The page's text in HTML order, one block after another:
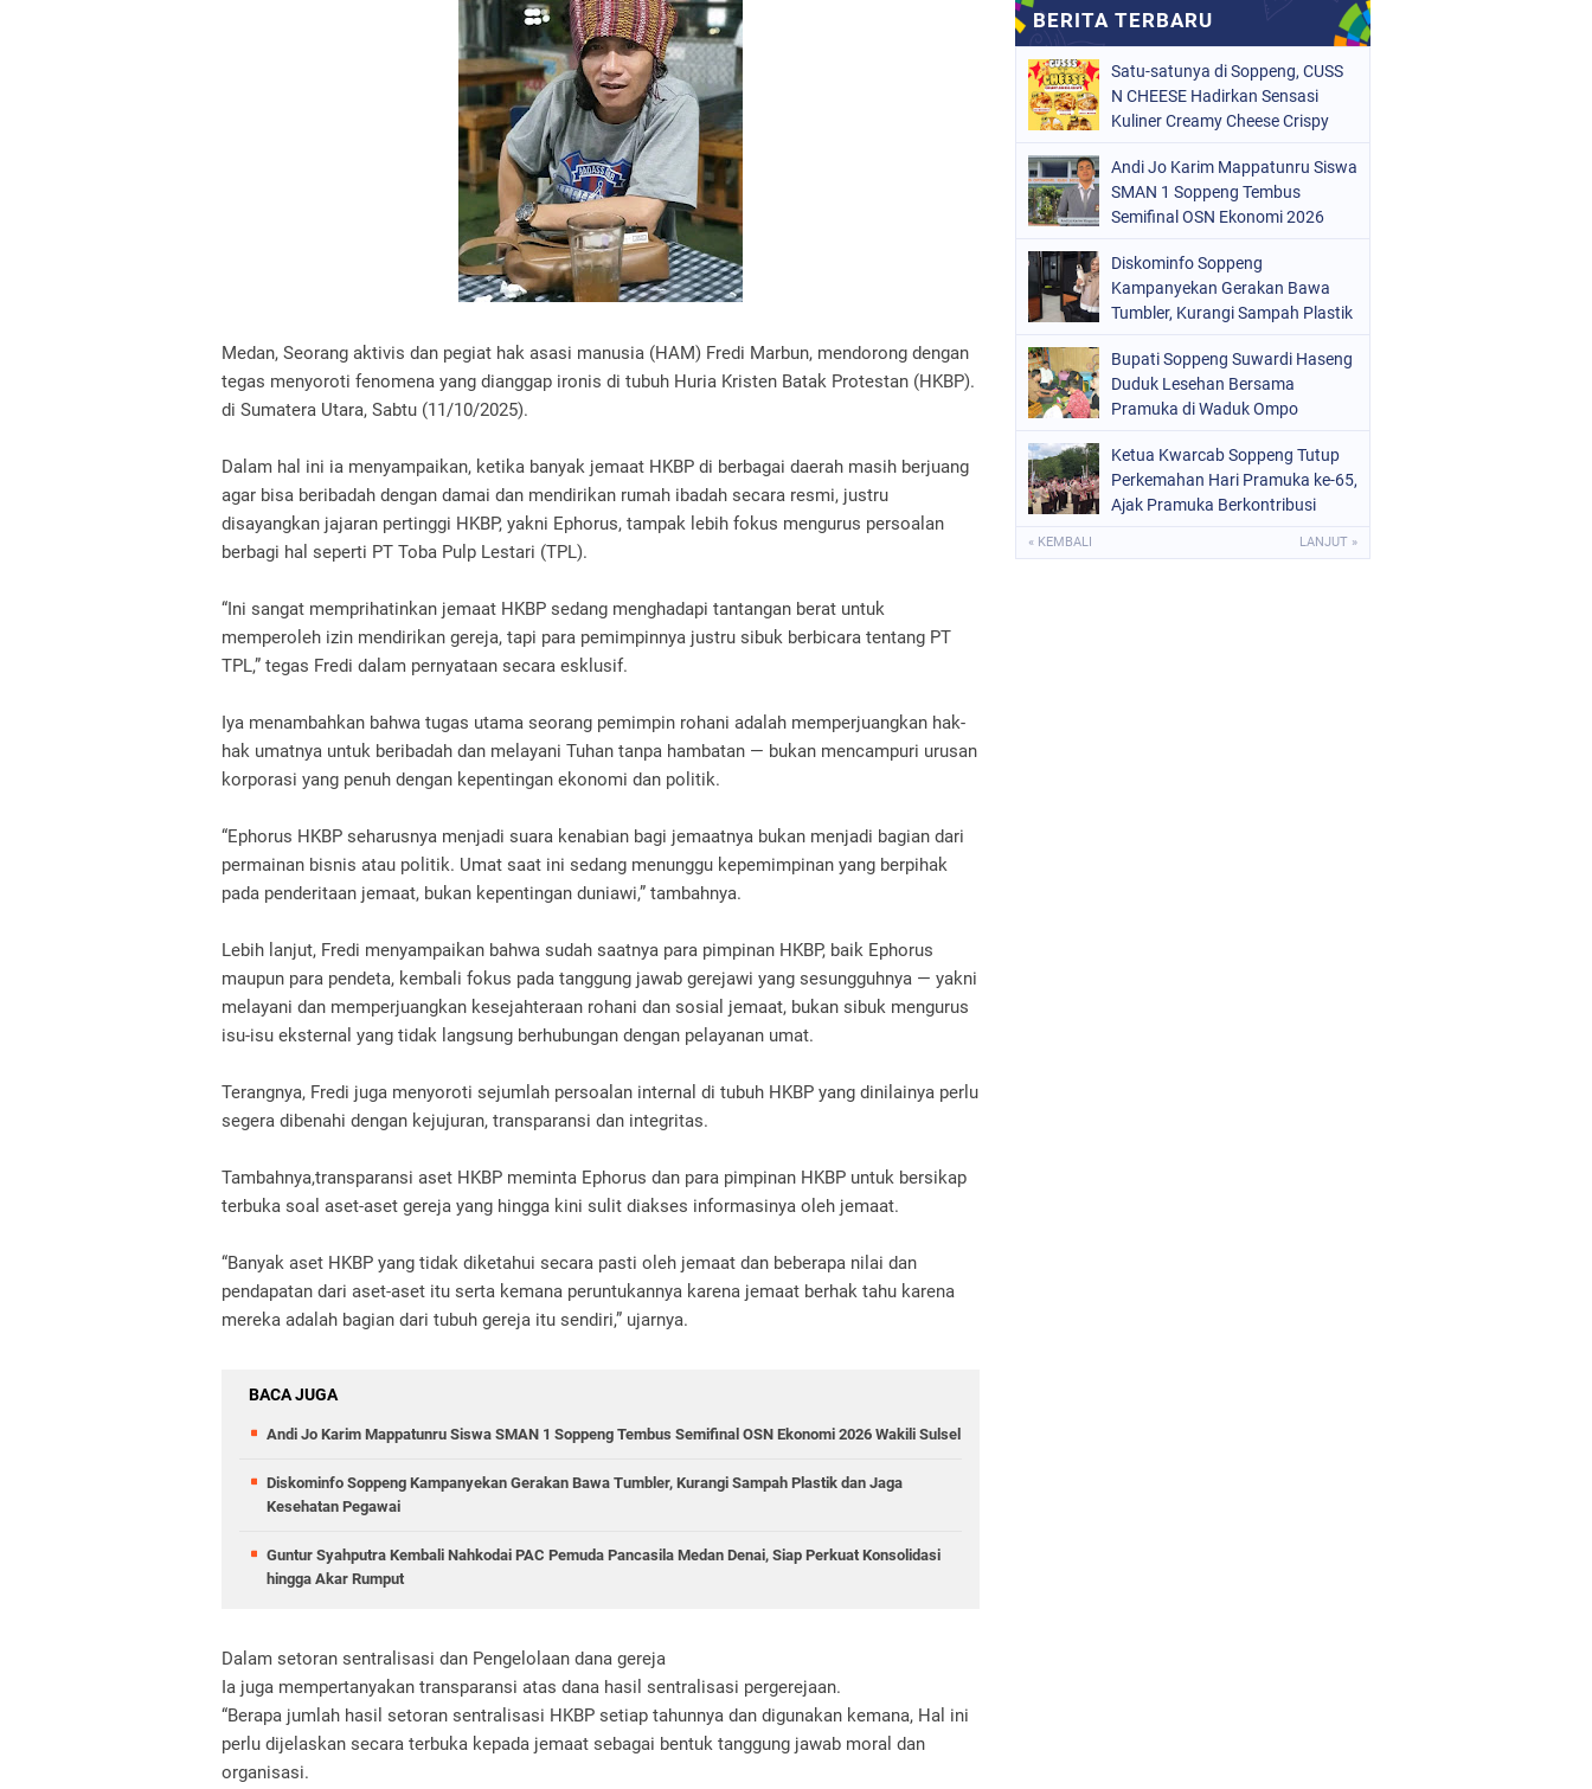
Medan, Seorang aktivis dan pegiat hak asasi manusia (HAM) Fredi Marbun, mendorong dengan
tegas menyoroti fenomena yang dianggap ironis di tubuh Huria Kristen Batak Protestan (HKBP).
di Sumatera Utara, Sabtu (11/10/2025).
Dalam hal ini ia menyampaikan, ketika banyak jemaat HKBP di berbagai daerah masih berjuang
agar bisa beribadah dengan damai dan mendirikan rumah ibadah secara resmi, justru
disayangkan jajaran pertinggi HKBP, yakni Ephorus, tampak lebih fokus mengurus persoalan
berbagi hal seperti PT Toba Pulp Lestari (TPL).
“Ini sangat memprihatinkan jemaat HKBP sedang menghadapi tantangan berat untuk
memperoleh izin mendirikan gereja, tapi para pemimpinnya justru sibuk berbicara tentang PT
TPL,” tegas Fredi dalam pernyataan secara esklusif.
Iya menambahkan bahwa tugas utama seorang pemimpin rohani adalah memperjuangkan hak-
hak umatnya untuk beribadah dan melayani Tuhan tanpa hambatan — bukan mencampuri urusan
korporasi yang penuh dengan kepentingan ekonomi dan politik.
“Ephorus HKBP seharusnya menjadi suara kenabian bagi jemaatnya bukan menjadi bagian dari
permainan bisnis atau politik. Umat saat ini sedang menunggu kepemimpinan yang berpihak
pada penderitaan jemaat, bukan kepentingan duniawi,” tambahnya.
Lebih lanjut, Fredi menyampaikan bahwa sudah saatnya para pimpinan HKBP, baik Ephorus
maupun para pendeta, kembali fokus pada tanggung jawab gerejawi yang sesungguhnya — yakni
melayani dan memperjuangkan kesejahteraan rohani dan sosial jemaat, bukan sibuk mengurus
isu-isu eksternal yang tidak langsung berhubungan dengan pelayanan umat.
Terangnya, Fredi juga menyoroti sejumlah persoalan internal di tubuh HKBP yang dinilainya perlu
segera dibenahi dengan kejujuran, transparansi dan integritas.
Tambahnya,transparansi aset HKBP meminta Ephorus dan para pimpinan HKBP untuk bersikap
terbuka soal aset-aset gereja yang hingga kini sulit diakses informasinya oleh jemaat.
“Banyak aset HKBP yang tidak diketahui secara pasti oleh jemaat dan beberapa nilai dan
pendapatan dari aset-aset itu serta kemana peruntukannya karena jemaat berhak tahu karena
mereka adalah bagian dari tubuh gereja itu sendiri,” ujarnya.
BACA JUGA
Andi Jo Karim Mappatunru Siswa SMAN 1 Soppeng Tembus Semifinal OSN Ekonomi 2026 Wakili Sulsel
Diskominfo Soppeng Kampanyekan Gerakan Bawa Tumbler, Kurangi Sampah Plastik dan Jaga
Kesehatan Pegawai
Guntur Syahputra Kembali Nahkodai PAC Pemuda Pancasila Medan Denai, Siap Perkuat Konsolidasi
hingga Akar Rumput
Dalam setoran sentralisasi dan Pengelolaan dana gereja
Ia juga mempertanyakan transparansi atas dana hasil sentralisasi pergerejaan.
“Berapa jumlah hasil setoran sentralisasi HKBP setiap tahunnya dan digunakan kemana, Hal ini
perlu dijelaskan secara terbuka kepada jemaat sebagai bentuk tanggung jawab moral dan
organisasi.
(748)
ORGANISASI (162)
PERISTIWA
POLITIK (157)
POLRI
SULSEL (491)
Satu-satunya di Soppeng, CUSS
N CHEESE Hadirkan Sensasi
Kuliner Creamy Cheese Crispy
Andi Jo Karim Mappatunru Siswa
SMAN 1 Soppeng Tembus
Semifinal OSN Ekonomi 2026
Diskominfo Soppeng
Kampanyekan Gerakan Bawa
Tumbler, Kurangi Sampah Plastik
Bupati Soppeng Suwardi Haseng
Duduk Lesehan Bersama
Pramuka di Waduk Ompo
Ketua Kwarcab Soppeng Tutup
Perkemahan Hari Pramuka ke-65,
Ajak Pramuka Berkontribusi
« KEMBALI LANJUT »